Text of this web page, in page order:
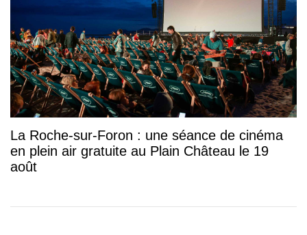
La Roche-sur-Foron : une séance de cinéma
en plein air gratuite au Plain Château le 19
août